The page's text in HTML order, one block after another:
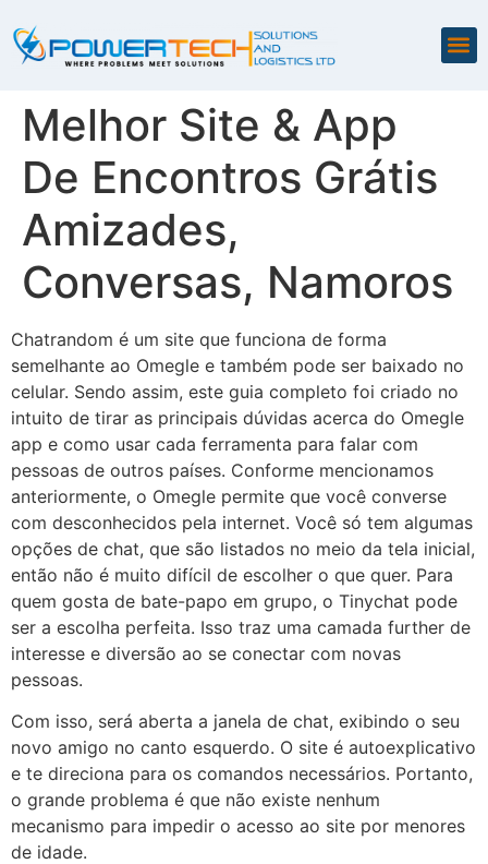
Melhor Site & App
De Encontros Grátis
Amizades,
Conversas, Namoros
Chatrandom é um site que funciona de forma
semelhante ao Omegle e também pode ser baixado no
celular. Sendo assim, este guia completo foi criado no
intuito de tirar as principais dúvidas acerca do Omegle
app e como usar cada ferramenta para falar com
pessoas de outros países. Conforme mencionamos
anteriormente, o Omegle permite que você converse
com desconhecidos pela internet. Você só tem algumas
opções de chat, que são listados no meio da tela inicial,
então não é muito difícil de escolher o que quer. Para
quem gosta de bate-papo em grupo, o Tinychat pode
ser a escolha perfeita. Isso traz uma camada further de
interesse e diversão ao se conectar com novas
pessoas.
Com isso, será aberta a janela de chat, exibindo o seu
novo amigo no canto esquerdo. O site é autoexplicativo
e te direciona para os comandos necessários. Portanto,
o grande problema é que não existe nenhum
mecanismo para impedir o acesso ao site por menores
de idade.